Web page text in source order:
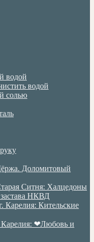
водой
водой
солью
Доломитовый
Ситня: Халцедоны
НКВД
Карелия: Кительские
❤Любовь и